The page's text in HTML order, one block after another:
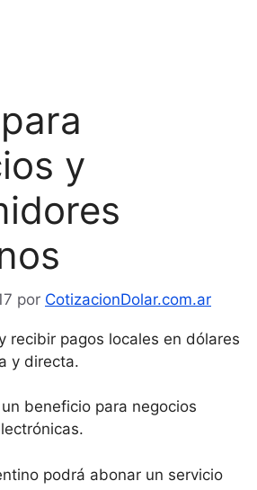
y
por CotizacionDolar.com.ar
recibir pagos locales en dólares
y directa.
beneficio para negocios
podrá abonar un servicio